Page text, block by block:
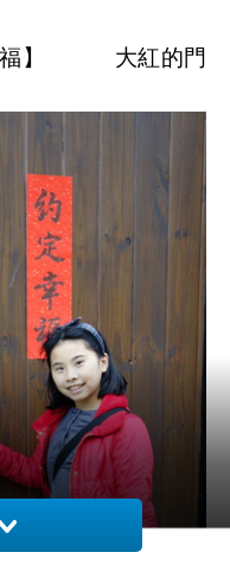
福】 大紅的門